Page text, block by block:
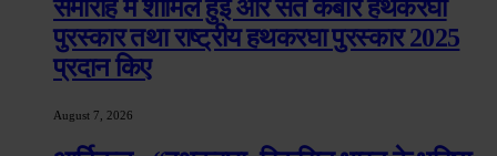
समारोह में शामिल हुईं और संत कबीर हथकरघा
पुरस्कार तथा राष्ट्रीय हथकरघा पुरस्कार 2025
प्रदान किए
August 7, 2026